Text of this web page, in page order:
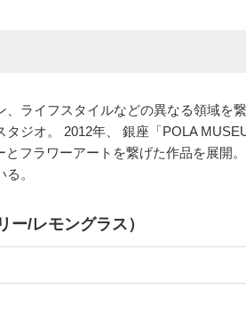
ライフスタイルなどの異なる領域を
ジオ。 2012年、 銀座「POLA
フラワーアートを繋げた作品を展開
。
/レモングラス）